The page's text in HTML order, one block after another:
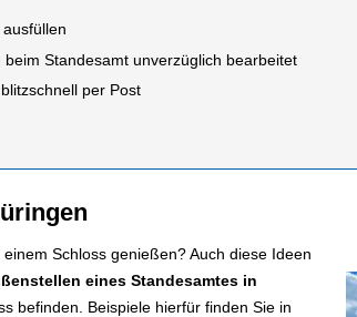
Standesamt unverzüglich bearbeitet
per Post
Schloss genießen? Auch diese Ideen
eines Standesamtes in
befinden. Beispiele hierfür finden Sie in